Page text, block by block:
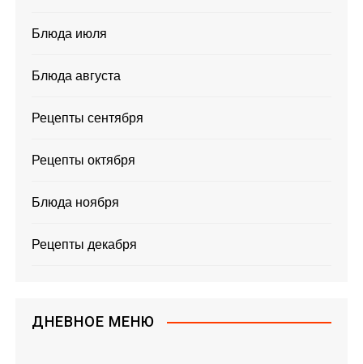
Блюда июля
Блюда августа
Рецепты сентября
Рецепты октября
Блюда ноября
Рецепты декабря
ДНЕВНОЕ МЕНЮ